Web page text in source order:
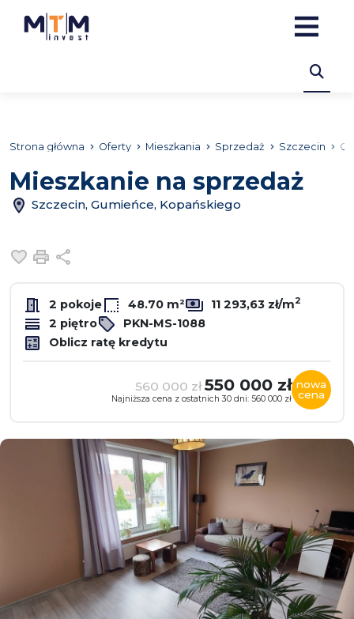
Strona główna Oferty Mieszkania Sprzedaż Szczecin
Mieszkanie na sprzedaż
Szczecin, Gumieńce, Kopańskiego
Dodaj do ulubionych
Drukuj
2 pokoje 48.70 m² 11 293,63 zł/m2
2 piętro
PKN-MS-1088
Oblicz ratę kredytu
560 000 zł 550 000 zł
Najniższa cena z ostatnich 30 dni: 560 000 zł
nowa
cena